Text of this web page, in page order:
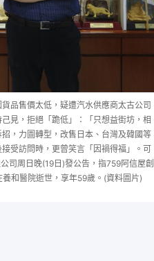
品售價太低，疑遭汽水供應商太古公司
見，拒絕「跪低」：「只想益街坊，相
，力圖轉型，改售日本、台灣及韓國等
受訪問時，更曾笑言「因禍得福」。可
司周日晚(19日)發公告，指759阿信屋創
和醫院逝世，享年59歲。(資料圖片)